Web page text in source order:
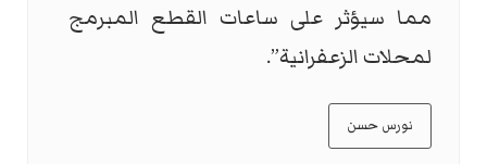
مما سيؤثر على ساعات القطع المبرمج
لمحلات الزعفرانية”.
نورس حسن